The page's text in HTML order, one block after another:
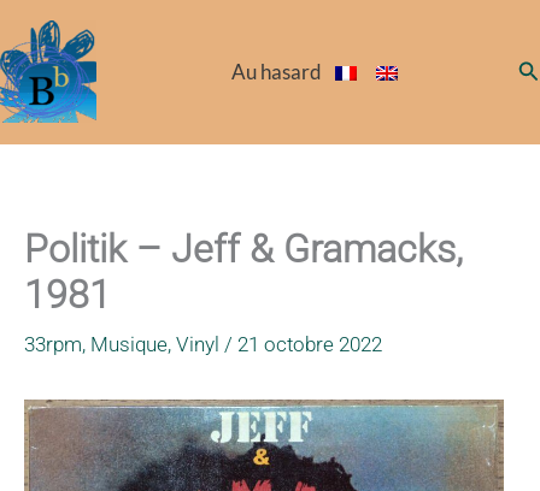
au
contenu
Au hasard
Politik – Jeff & Gramacks,
1981
33rpm, Musique, Vinyl / 21 octobre 2022